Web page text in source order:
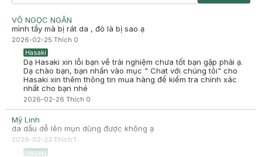
Hasaki xin chào! Hasaki cảm ơn Phạm Hoàng Anh Thư đã
dành thời gian đánh giá. Sự hài lòng của khách hàng là động
lực to lớn để Hasaki ngày càng phát triển hơn nữa về chất
lượng dịch vụ. Cảm ơn bạn đã tin tưởng và mua sắm tại
Hasaki!
VÕ NGỌC NGÂN
mình tẩy mà bị rát da , đỏ là bị sao ạ
2026-02-25 Thích 0
Hasaki
Dạ Hasaki xin lỗi bạn về trải nghiệm chưa tốt bạn gặp phải ạ.
Dạ chào bạn, bạn nhấn vào mục " Chat với chúng tôi" cho
Hasaki xin thêm thông tin mua hàng để kiểm tra chính xác
nhất cho bạn nhé
2026-02-26 Thích 0
Mỹ Linh
da dầu dễ lên mụn dùng được không ạ
2026-02-23 Thích 1
Hasaki